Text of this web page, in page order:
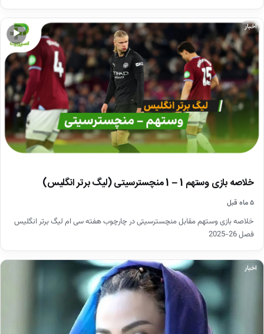
▶
اخبار
خلاصه بازی وستهم 1 – 1 منچسترسیتی (لیگ برتر انگلیس)
۵ ماه قبل
خلاصه بازی وستهم مقابل منچسترسیتی در چارچوب هفته سی ام لیگ برتر انگلیس
فصل 26-2025
اخبار